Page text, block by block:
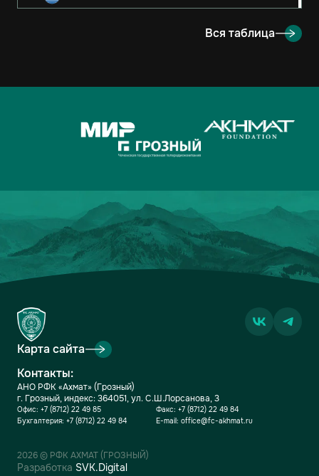
ЛОКОМОТИВ 2-3 1
14 ФАКЕЛ 2 3-5 0
15 РОДИНА
16 АКРОН 0
Вся таблица
Карта сайта
Контакты:
АНО РФК «Ахмат» (Грозный)
г. Грозный, индекс: 364051, ул. С.Ш.Лорсанова, 3
Офис: +7 (8712) 22 49 85
Бухгалтерия: +7 (8712) 22 49 84
Факс: +7 (8712) 22 49 84
E-mail: office@fc-akhmat.ru
2026 © РФК АХМАТ (ГРОЗНЫЙ)
Разработка SVK.Digital